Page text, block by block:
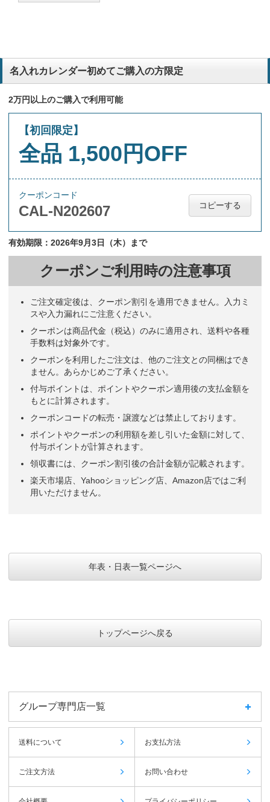
名入れカレンダー初めてご購入の方限定
2万円以上のご購入で利用可能
【初回限定】
全品 1,500円OFF
クーポンコード
CAL-N202607 コピーする
有効期限：2026年9月3日（木）まで
クーポンご利用時の注意事項
ご注文確定後は、クーポン割引を適用できません。入力ミ
スや入力漏れにご注意ください。
クーポンは商品代金（税込）のみに適用され、送料や各種
手数料は対象外です。
クーポンを利用したご注文は、他のご注文との同梱はでき
ません。あらかじめご了承ください。
付与ポイントは、ポイントやクーポン適用後の支払金額を
もとに計算されます。
クーポンコードの転売・譲渡などは禁止しております。
ポイントやクーポンの利用額を差し引いた金額に対して、
付与ポイントが計算されます。
領収書には、クーポン割引後の合計金額が記載されます。
楽天市場店、Yahooショッピング店、Amazon店ではご利
用いただけません。
年表・日表一覧ページへ
トップページへ戻る
グループ専門店一覧
送料について お支払方法
ご注文方法 お問い合わせ